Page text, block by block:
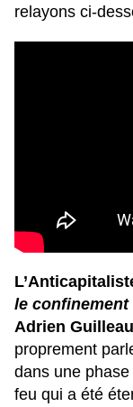
relayons ci-
le confinement
Adrien
proprement
dans une
feu qui a été